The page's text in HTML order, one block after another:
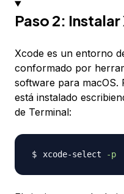
Paso 2:
Xcode es un entorno
conformado por
software para macOS.
está instalado
de Terminal:
xcode-select -p